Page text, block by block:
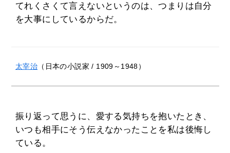
てれくさくて言えないというのは、つまりは自分
を大事にしているからだ。
太宰治 （日本の小説家 / 1909～1948）
振り返って思うに、愛する気持ちを抱いたとき、
いつも相手にそう伝えなかったことを私は後悔し
ている。